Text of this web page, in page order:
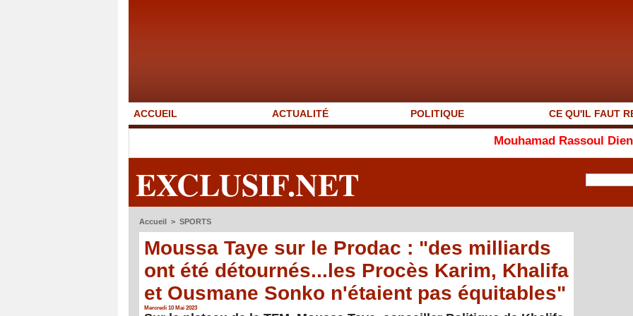
ACCUEIL ACTUALITÉ POLITIQUE CE QU'IL FAUT
Mouhamad Rassoul Dieng :
EXCLUSIF.NET
Accueil > SPORTS
Moussa Taye sur le Prodac : "des milliards
ont été détournés...les Procès Karim, Khalifa
et Ousmane Sonko n'étaient pas équitables"
Mercredi 10 Mai 2023